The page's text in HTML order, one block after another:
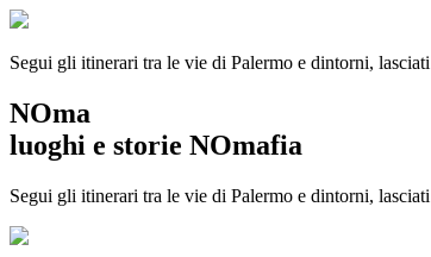
Segui gli itinerari tra le vie di Palermo e dintorni,
NOma
luoghi e storie NOmafia
Segui gli itinerari tra le vie di Palermo e dintorni,